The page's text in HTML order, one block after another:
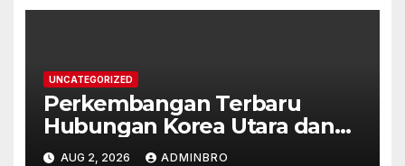
UNCATEGORIZED
Perkembangan Terbaru
Hubungan Korea Utara dan
Korea Selatan
AUG 2, 2026 ADMINBRO